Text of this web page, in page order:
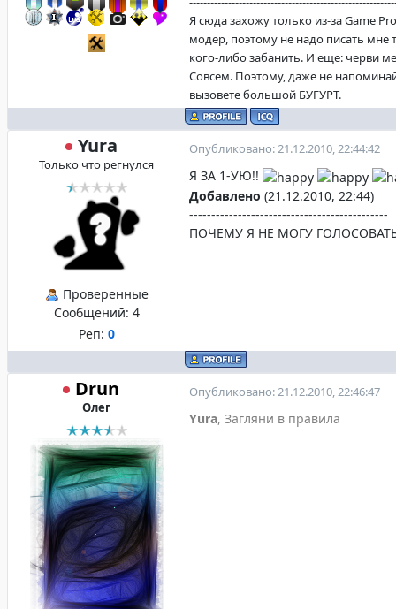
Я сюда захожу только из-за Game
модер, поэтому не надо писать мне
кого-либо забанить. И еще: черви
Совсем. Поэтому, даже не
вызовете большой БУГУРТ.
Yura
Только что регнулся
Проверенные
Сообщений: 4
Реп: 0
Опубликовано: 21.12.2010, 22:44:42
Я ЗА 1-УЮ!!
Добавлено (21.12.2010, 22:44)
---------------------------------------------
ПОЧЕМУ Я НЕ МОГУ
Drun
Олег
Опубликовано: 21.12.2010, 22:46:47
Yura, Загляни в правила